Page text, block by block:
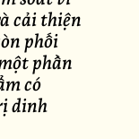
cảithiện
phối
phần
có
dinh